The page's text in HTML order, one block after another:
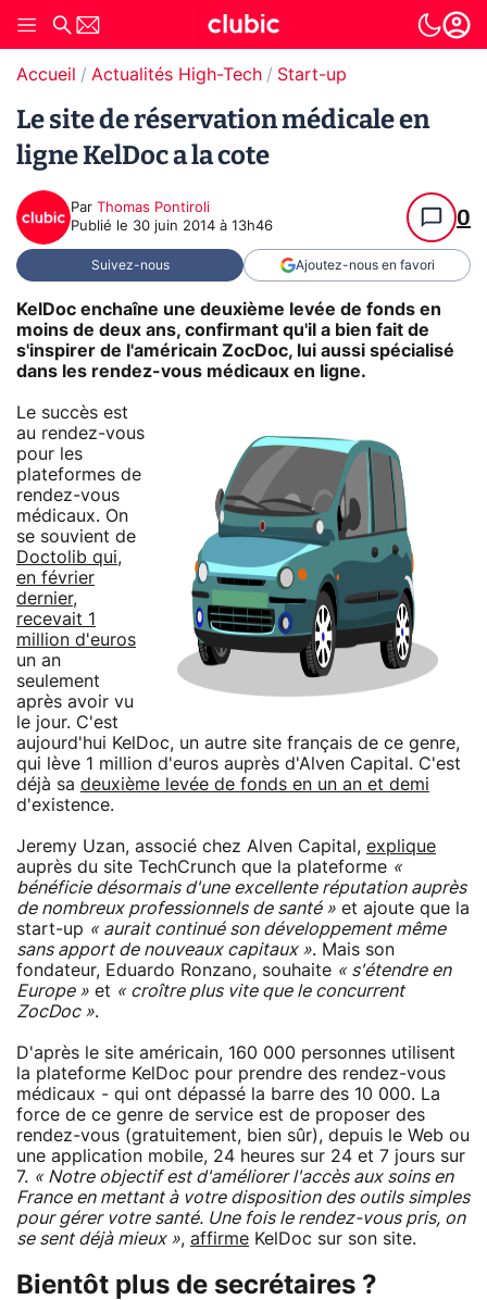
Accueil Actualités High-Tech Start-up
Le site de réservation médicale en
ligne KelDoc a la cote
Par Thomas Pontiroli
Publié le 30 juin 2014 à 13h46 0
Suivez-nous Ajoutez-nous en favori
KelDoc enchaîne une deuxième levée de fonds en
moins de deux ans, confirmant qu'il a bien fait de
s'inspirer de l'américain ZocDoc, lui aussi spécialisé
dans les rendez-vous médicaux en ligne.
Le succès est
au rendez-vous
pour les
plateformes de
rendez-vous
médicaux. On
se souvient de
Doctolib qui,
en février
dernier,
recevait 1
million d'euros
un an
seulement
après avoir vu
le jour. C'est
aujourd'hui KelDoc, un autre site français de ce genre,
qui lève 1 million d'euros auprès d'Alven Capital. C'est
déjà sa deuxième levée de fonds en un an et demi
d'existence.
Jeremy Uzan, associé chez Alven Capital, explique
auprès du site TechCrunch que la plateforme «
bénéficie désormais d'une excellente réputation auprès
de nombreux professionnels de santé » et ajoute que la
start-up « aurait continué son développement même
sans apport de nouveaux capitaux ». Mais son
fondateur, Eduardo Ronzano, souhaite « s'étendre en
Europe » et « croître plus vite que le concurrent
ZocDoc ».
D'après le site américain, 160 000 personnes utilisent
la plateforme KelDoc pour prendre des rendez-vous
médicaux - qui ont dépassé la barre des 10 000. La
force de ce genre de service est de proposer des
rendez-vous (gratuitement, bien sûr), depuis le Web ou
une application mobile, 24 heures sur 24 et 7 jours sur
7. « Notre objectif est d'améliorer l'accès aux soins en
France en mettant à votre disposition des outils simples
pour gérer votre santé. Une fois le rendez-vous pris, on
se sent déjà mieux », affirme KelDoc sur son site.
Bientôt plus de secrétaires ?